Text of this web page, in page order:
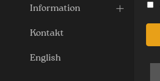
Information
Kontakt
English